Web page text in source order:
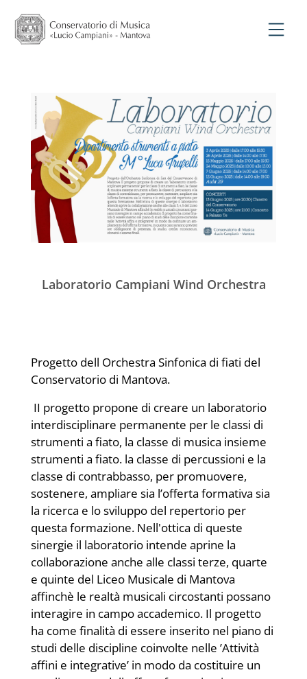
Laboratorio Campiani Wind Orchestra
Progetto dell Orchestra Sinfonica di fiati del
Conservatorio di Mantova.
II progetto propone di creare un laboratorio
interdisciplinare permanente per le classi di
strumenti a fiato, la classe di musica insieme
strumenti a fiato. la classe di percussioni e la
classe di contrabbasso, per promuovere,
sostenere, ampliare sia l’offerta formativa sia
la ricerca e lo sviluppo del repertorio per
questa formazione. Nell'ottica di queste
sinergie il laboratorio intende aprine la
collaborazione anche alle classi terze, quarte
e quinte del Liceo Musicale di Mantova
affinchè le realtà musicali circostanti possano
interagire in campo accademico. Il progetto
ha come finalità di essere inserito nel piano di
studi delle discipline coinvolte nelle ’Attività
affini e integrative’ in modo da costituire un